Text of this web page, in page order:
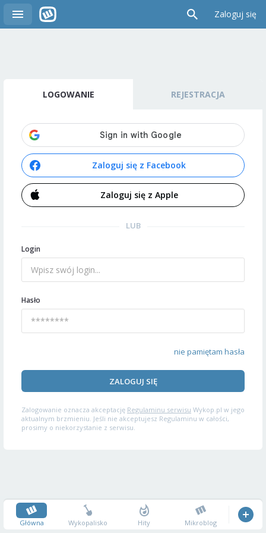
Zaloguj się
LOGOWANIE REJESTRACJA
Zaloguj się z Facebook
Zaloguj się z Apple
LUB
Login
Hasło
nie pamiętam hasła
ZALOGUJ SIĘ
Zalogowanie oznacza akceptację Regulaminu serwisu Wykop.pl w jego
aktualnym brzmieniu. Jeśli nie akceptujesz Regulaminu w całości,
prosimy o niekorzystanie z serwisu.
Główna Wykopalisko Hity Mikroblog